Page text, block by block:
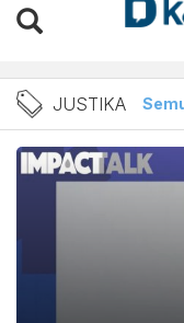
Berita
JUSTIKA